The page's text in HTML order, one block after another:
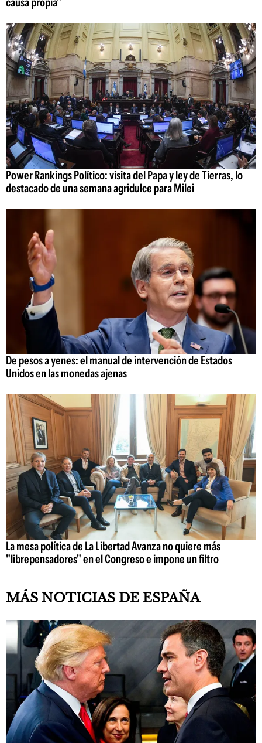
Power Rankings Político: visita del Papa y ley de Tierras, lo
destacado de una semana agridulce para Milei
De pesos a yenes: el manual de intervención de Estados
Unidos en las monedas ajenas
La mesa política de La Libertad Avanza no quiere más
"librepensadores" en el Congreso e impone un filtro
MÁS NOTICIAS DE ESPAÑA